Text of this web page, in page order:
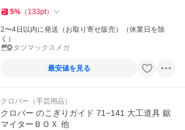
5% （ 133pt）
2〜4日以内に発送（お取り寄せ販売）（休業日を除
く）
タツマックスメガ
最安値を見る
クロバー（手芸用品）
クロバー のこぎりガイド 71−141 大工道具 鋸
マイターＢＯＸ 他